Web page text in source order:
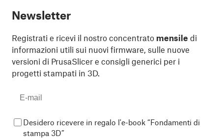
Newsletter
Registrati e ricevi il nostro concentrato mensile di
informazioni utili sui nuovi firmware, sulle nuove
versioni di PrusaSlicer e consigli generici per i
progetti stampati in 3D.
Desidero ricevere in regalo l'e-book “Fondamenti di
stampa 3D”